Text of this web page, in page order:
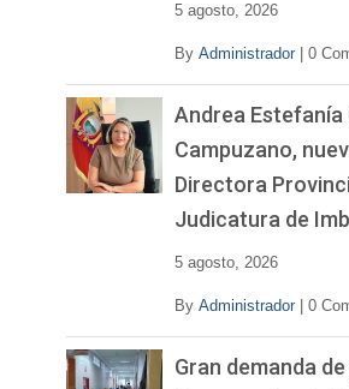
5 agosto, 2026
By Administrador 0
Andrea Estefanía
Campuzano,
Directora
Judicatura de
5 agosto, 2026
By Administrador 0
Gran demanda